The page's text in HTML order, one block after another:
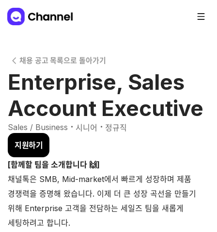
채용 공고 목록으로 돌아가기
Enterprise, Sales
Account Executive
Sales / Business ・ 시니어 ・ 정규직
지원하기
[함께할 팀을 소개합니다 🙌]
채널톡은 SMB, Mid-market에서 빠르게 성장하며 제품
경쟁력을 증명해 왔습니다. 이제 더 큰 성장 곡선을 만들기
위해 Enterprise 고객을 전담하는 세일즈 팀을 새롭게
세팅하려고 합니다.